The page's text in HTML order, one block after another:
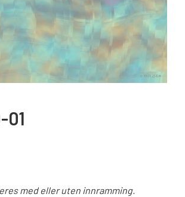
01
med eller uten innramming.